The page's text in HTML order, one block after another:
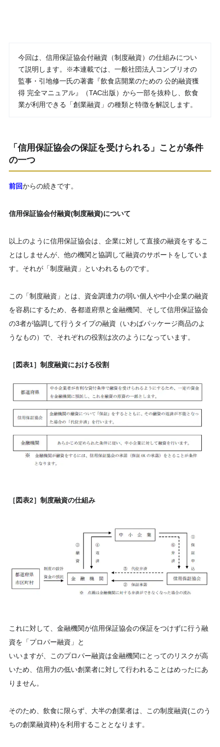
今回は、信用保証協会付融資（制度融資）の仕組みについ
て説明します。※本連載では、一般社団法人コンブリオの
監事・引地修一氏の著書『飲食店開業のための 公的融資獲
得 完全マニュアル』（TAC出版）から一部を抜粋し、飲食
業が利用できる「創業融資」の種類と特徴を解説します。
「信用保証協会の保証を受けられる」ことが条件
の一つ
前回からの続きです。
信用保証協会付融資(制度融資)について
以上のように信用保証協会は、企業に対して直接の融資をするこ
とはしませんが、他の機関と協調して融資のサポートをしていま
す。それが「制度融資」といわれるものです。
この「制度融資」とは、資金調達力の弱い個人や中小企業の融資
を容易にするため、各都道府県と金融機関、そして信用保証協会
の3者が協調して行うタイプの融資（いわばパッケージ商品のよ
うなもの）で、それぞれの役割は次のようになっています。
［図表1］制度融資における役割
［図表2］制度融資の仕組み
これに対して、金融機関が信用保証協会の保証をつけずに行う融
資を「プロパー融資」と
いいますが、このプロパー融資は金融機関にとってのリスクが高
いため、信用力の低い創業者に対して行われることはめったにあ
りません。
そのため、飲食に限らず、大半の創業者は、この制度融資(このう
ちの創業融資枠)を利用することとなります。